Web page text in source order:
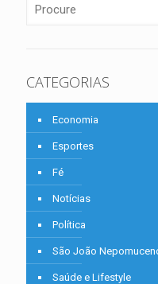
CATEGORIAS
Economia
Esportes
Fé
Notícias
Política
São João
Saúde e Lifestyle